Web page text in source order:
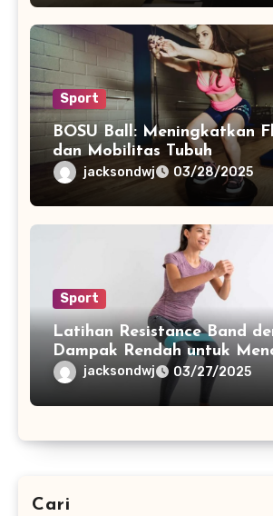
Sport
BOSU Ball: Meningkatkan
dan Mobilitas Tubuh
jacksondwj 03/28/2025
Sport
Latihan Resistance Band
Dampak Rendah untuk
Cederajacksondwj 03/27/2025
Cari